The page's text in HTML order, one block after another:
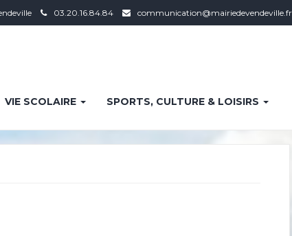
03.20.16.84.84 communication@mairiedevendeville.fr
VIE SCOLAIRE SPORTS, CULTURE & LOISIRS